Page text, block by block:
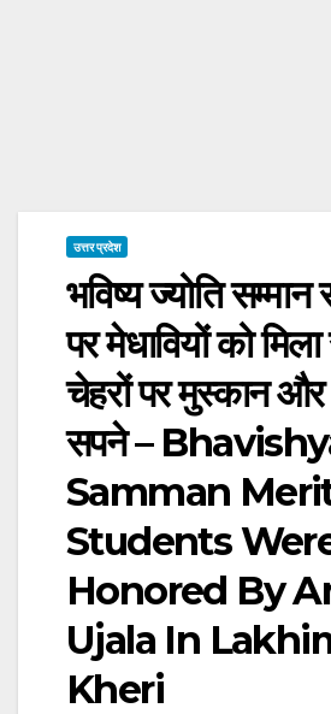
उत्तर प्रदेश
भविष्य ज्योति सम्मान
पर मेधावियों को
चेहरों पर मुस्कान
सपने –
Samman
Students
Honored By
Ujala In
Kheri